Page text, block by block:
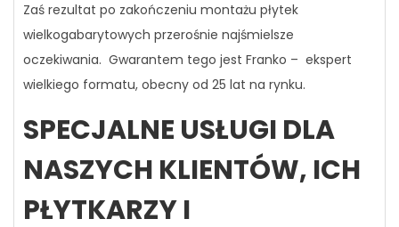
Zaś rezultat po zakończeniu montażu płytek
wielkogabarytowych przerośnie najśmielsze
oczekiwania. Gwarantem tego jest Franko – ekspert
wielkiego formatu, obecny od 25 lat na rynku.
SPECJALNE USŁUGI DLA
NASZYCH KLIENTÓW, ICH
PŁYTKARZY I